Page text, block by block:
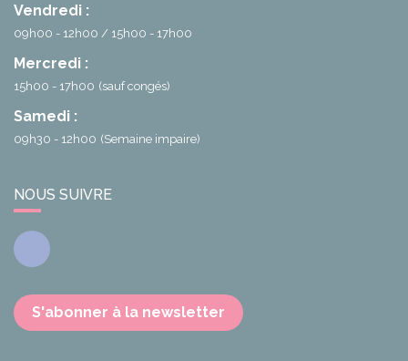
Vendredi :
09h00 - 12h00 15h00 - 17h00
Mercredi :
15h00 - 17h00 (sauf congés)
Samedi :
09h30 - 12h00 (Semaine impaire)
NOUS SUIVRE
Facebook
S'abonner à la newsletter